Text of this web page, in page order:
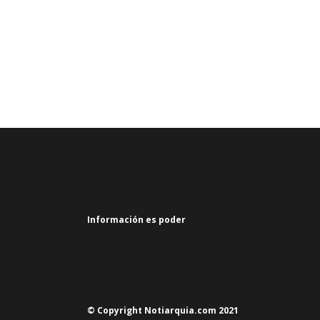
Información es poder
© Copyright Notiarquia.com 2021